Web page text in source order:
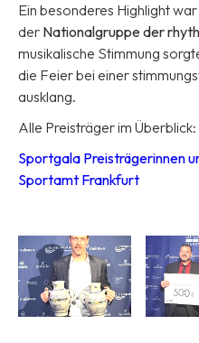
Ein besonderes Highlight
der Nationalgruppe der
musikalische Stimmung
die Feier bei einer
ausklang.
Alle Preisträger im Überblick:
Sportgala Preisträgerinnen
Sportamt Frankfurt